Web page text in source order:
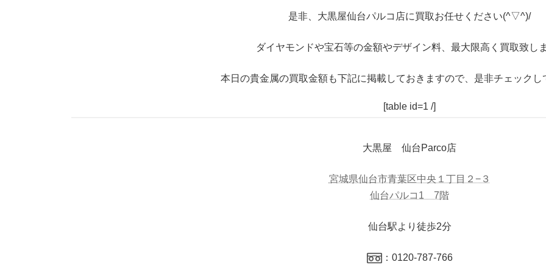
是非、大黒屋仙台パルコ店に買取お任せください(^▽^)/
ダイヤモンドや宝石等の金額やデザイン料、最大限高く買取致し
本日の貴金属の買取金額も下記に掲載しておきますので、是非チェックし
[table id=1 /]
大黒屋 仙台Parco店
宮城県仙台市青葉区中央１丁目２−３
仙台パルコ1 7階
仙台駅より徒歩2分
：0120-787-766